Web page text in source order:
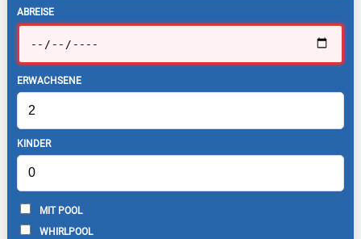
ABREISE
ERWACHSENE
KINDER
MIT POOL
WHIRLPOOL